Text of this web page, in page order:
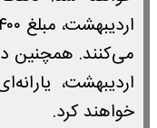
خواهند کرد.